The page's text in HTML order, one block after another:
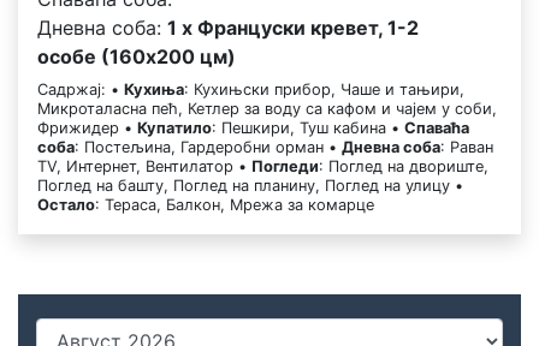
Дневна соба: 1 x Француски кревет, 1-2
особе (160x200 цм)
Садржај: • Кухиња: Кухињски прибор, Чаше и тањири,
Микроталасна пећ, Кетлер за воду са кафом и чајем у соби,
Фрижидер • Купатило: Пешкири, Туш кабина • Спаваћа
соба: Постељина, Гардеробни орман • Дневна соба: Раван
TV, Интернет, Вентилатор • Погледи: Поглед на двориште,
Поглед на башту, Поглед на планину, Поглед на улицу •
Остало: Тераса, Балкон, Мрежа за комарце